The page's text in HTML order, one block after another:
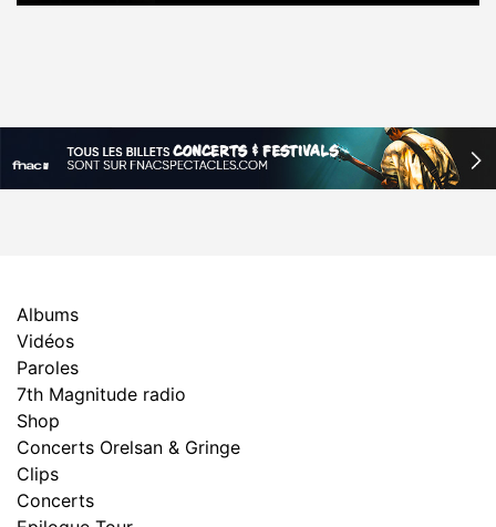
Albums
Vidéos
Paroles
7th Magnitude radio
Shop
Concerts Orelsan & Gringe
Clips
Concerts